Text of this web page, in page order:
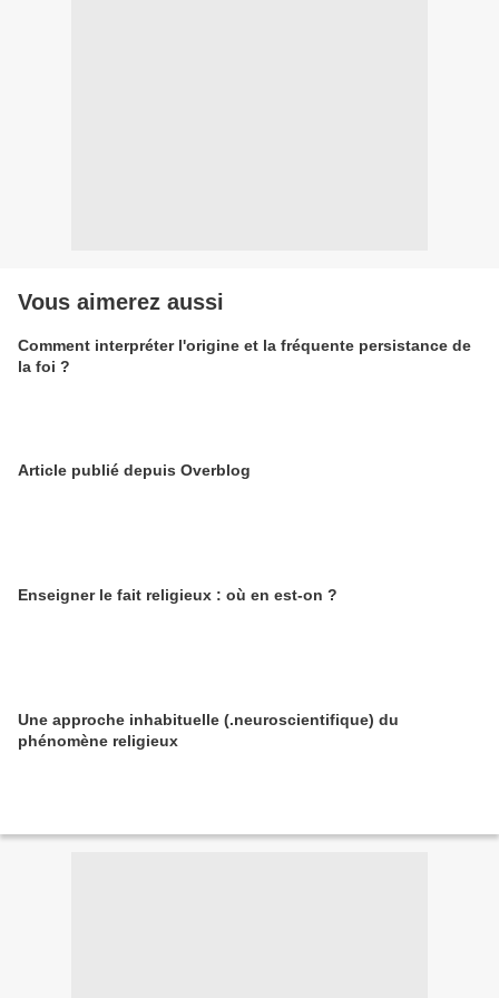
Vous aimerez aussi
Comment interpréter l'origine et la fréquente persistance de
la foi ?
Article publié depuis Overblog
Enseigner le fait religieux : où en est-on ?
Une approche inhabituelle (.neuroscientifique) du
phénomène religieux